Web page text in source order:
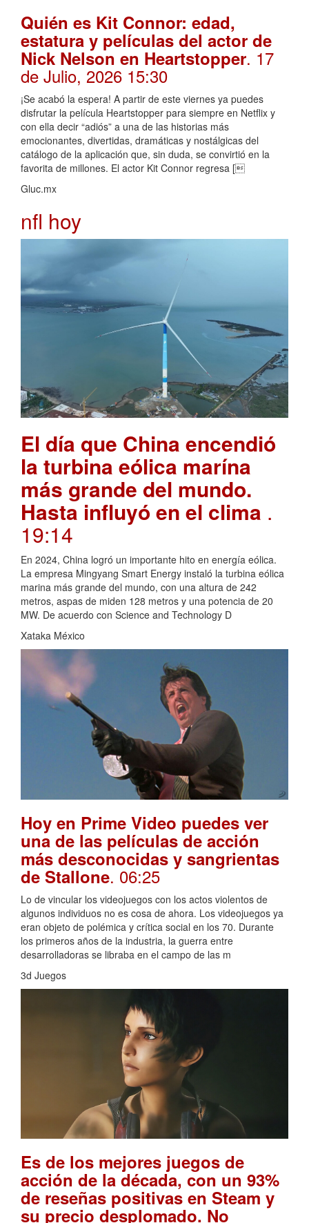
Quién es Kit Connor: edad,
estatura y películas del actor de
Nick Nelson en Heartstopper. 17
de Julio, 2026 15:30
¡Se acabó la espera! A partir de este viernes ya puedes
disfrutar la película Heartstopper para siempre en Netflix y
con ella decir “adiós” a una de las historias más
emocionantes, divertidas, dramáticas y nostálgicas del
catálogo de la aplicación que, sin duda, se convirtió en la
favorita de millones. El actor Kit Connor regresa [
Gluc.mx
nfl hoy
El día que China encendió
la turbina eólica marína
más grande del mundo.
Hasta influyó en el clima .
19:14
En 2024, China logró un importante hito en energía eólica.
La empresa Mingyang Smart Energy instaló la turbina eólica
marina más grande del mundo, con una altura de 242
metros, aspas de miden 128 metros y una potencia de 20
MW. De acuerdo con Science and Technology D
Xataka México
Hoy en Prime Video puedes ver
una de las películas de acción
más desconocidas y sangrientas
de Stallone. 06:25
Lo de vincular los videojuegos con los actos violentos de
algunos individuos no es cosa de ahora. Los videojuegos ya
eran objeto de polémica y crítica social en los 70. Durante
los primeros años de la industria, la guerra entre
desarrolladoras se libraba en el campo de las m
3d Juegos
Es de los mejores juegos de
acción de la década, con un 93%
de reseñas positivas en Steam y
su precio desplomado. No